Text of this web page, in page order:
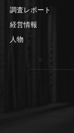
調査レポート
経営情報
人物